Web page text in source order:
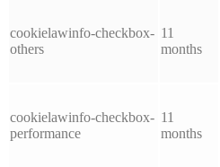
cookielawinfo-checkbox-
others
11
months
cookielawinfo-checkbox-
performance
11
months